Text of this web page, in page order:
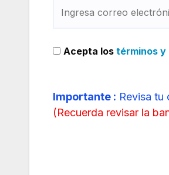
Acepta los términos y
Importante : Revisa tu
(Recuerda revisar la